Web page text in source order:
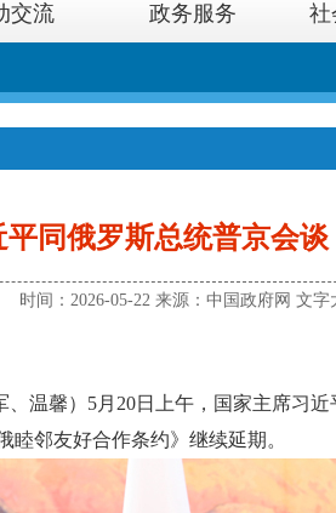
交流 政务服务 社
平同俄罗斯总统普京会谈
时间：2026-05-22 来源：中国政府网 文字
、温馨）5月20日上午，国家主席习
邻友好合作条约》继续延期。